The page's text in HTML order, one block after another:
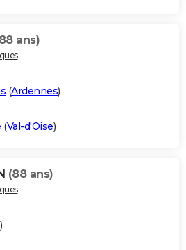
ans)
(Ardennes)
(Val-d'Oise)
(88 ans)
)